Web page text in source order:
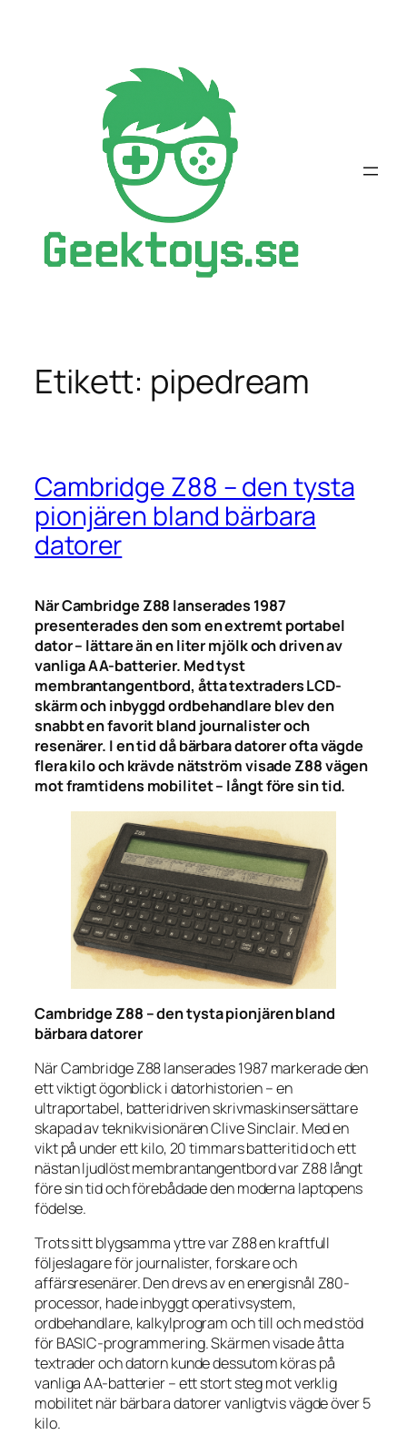
Etikett: pipedream
Cambridge Z88 – den tysta
pionjären bland bärbara
datorer
När Cambridge Z88 lanserades 1987
presenterades den som en extremt portabel
dator – lättare än en liter mjölk och driven av
vanliga AA-batterier. Med tyst
membrantangentbord, åtta textraders LCD-
skärm och inbyggd ordbehandlare blev den
snabbt en favorit bland journalister och
resenärer. I en tid då bärbara datorer ofta vägde
flera kilo och krävde nätström visade Z88 vägen
mot framtidens mobilitet – långt före sin tid.
Cambridge Z88 – den tysta pionjären bland
bärbara datorer
När Cambridge Z88 lanserades 1987 markerade den
ett viktigt ögonblick i datorhistorien – en
ultraportabel, batteridriven skrivmaskinsersättare
skapad av teknikvisionären Clive Sinclair. Med en
vikt på under ett kilo, 20 timmars batteritid och ett
nästan ljudlöst membrantangentbord var Z88 långt
före sin tid och förebådade den moderna laptopens
födelse.
Trots sitt blygsamma yttre var Z88 en kraftfull
följeslagare för journalister, forskare och
affärsresenärer. Den drevs av en energisnål Z80-
processor, hade inbyggt operativsystem,
ordbehandlare, kalkylprogram och till och med stöd
för BASIC-programmering. Skärmen visade åtta
textrader och datorn kunde dessutom köras på
vanliga AA-batterier – ett stort steg mot verklig
mobilitet när bärbara datorer vanligtvis vägde över 5
kilo.